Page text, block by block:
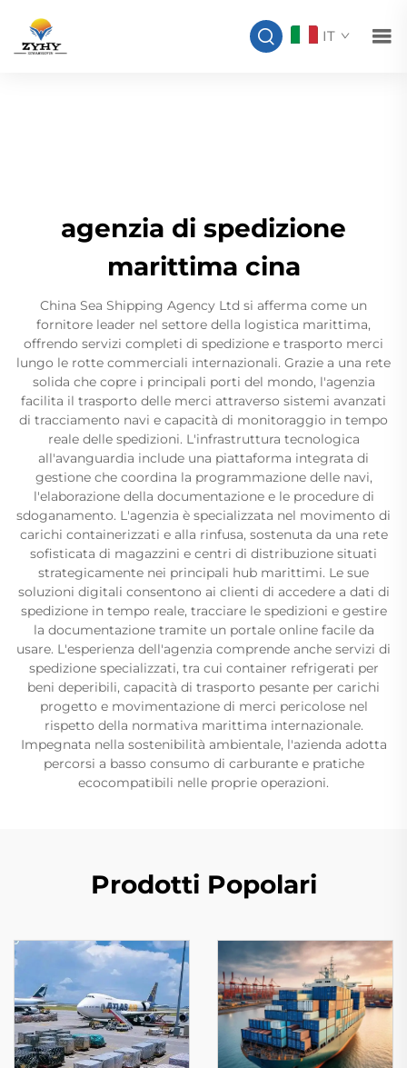
IT
agenzia di spedizione
marittima cina
China Sea Shipping Agency Ltd si afferma come un
fornitore leader nel settore della logistica marittima,
offrendo servizi completi di spedizione e trasporto merci
lungo le rotte commerciali internazionali. Grazie a una rete
solida che copre i principali porti del mondo, l'agenzia
facilita il trasporto delle merci attraverso sistemi avanzati
di tracciamento navi e capacità di monitoraggio in tempo
reale delle spedizioni. L'infrastruttura tecnologica
all'avanguardia include una piattaforma integrata di
gestione che coordina la programmazione delle navi,
l'elaborazione della documentazione e le procedure di
sdoganamento. L'agenzia è specializzata nel movimento di
carichi containerizzati e alla rinfusa, sostenuta da una rete
sofisticata di magazzini e centri di distribuzione situati
strategicamente nei principali hub marittimi. Le sue
soluzioni digitali consentono ai clienti di accedere a dati di
spedizione in tempo reale, tracciare le spedizioni e gestire
la documentazione tramite un portale online facile da
usare. L'esperienza dell'agenzia comprende anche servizi di
spedizione specializzati, tra cui container refrigerati per
beni deperibili, capacità di trasporto pesante per carichi
progetto e movimentazione di merci pericolose nel
rispetto della normativa marittima internazionale.
Impegnata nella sostenibilità ambientale, l'azienda adotta
percorsi a basso consumo di carburante e pratiche
ecocompatibili nelle proprie operazioni.
Prodotti Popolari